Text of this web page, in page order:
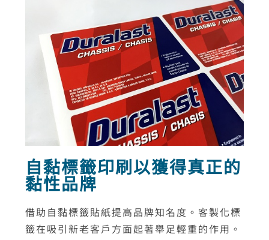
自黏標籤印刷以獲得真正的
黏性品牌
借助自黏標籤貼紙提高品牌知名度。客製化標
籤在吸引新老客戶方面起著舉足輕重的作用。